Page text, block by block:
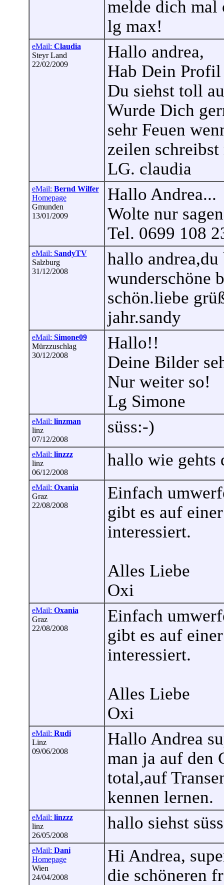
melde dich mal
lg max!
eMail: Claudia
Steyr Land
22/02/2009
Hallo andrea,
Hab Dein Profil
Du siehst toll
Wurde Dich
sehr Feuen
zeilen
LG. claudia
eMail: Bernd Wilfer
Homepage
Gmunden
13/01/2009
Hallo Andrea...
Wolte nur
Tel. 0699 108
eMail: SandyTV
Salzburg
31/12/2008
hallo andrea,du
wunderschöne
schön.liebe
jahr.sandy
eMail: Simone09
Mürzzuschlag
30/12/2008
Hallo!!
Deine Bilder
Nur weiter so!
Lg Simone
eMail: linzman
linz
07/12/2008
süss:-)
eMail: linzzz
linz
06/12/2008
hallo wie gehts
eMail: Oxania
Graz
22/08/2008
Einfach
gibt es auf
interessiert.
Alles Liebe
Oxi
eMail: Oxania
Graz
22/08/2008
Einfach
gibt es auf
interessiert.
Alles Liebe
Oxi
eMail: Rudi
Linz
09/06/2008
Hallo Andrea
man ja auf den
total,auf
kennen lernen.
eMail: linzzz
linz
26/05/2008
hallo siehst
eMail: Dani
Homepage
Wien
24/04/2008
Hi Andrea,
die schöneren